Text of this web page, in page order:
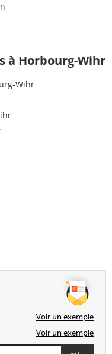
à Horbourg-Wihr
Wihr
Voir un exemple
Voir un exemple